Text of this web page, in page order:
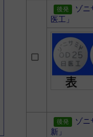
ゾニ
医工」
ゾニ
新」